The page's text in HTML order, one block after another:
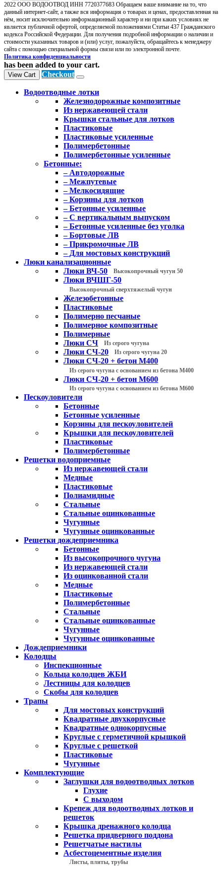
2022 ООО ВОДООТВОД ИНН 7720377683 Обращаем ваше внимание на то, что
данный интернет-сайт, а также вся информация о товарах и ценах, предоставленная на
нём, носит исключительно информационный характер и ни при каких условиях не
является публичной офертой, определяемой положениями Статьи 437 Гражданского
кодекса Российской Федерации. Для получения подробной информации о наличии и
стоимости указанных товаров и (или) услуг, пожалуйста, обращайтесь к менеджеру
сайта с помощью специальной формы связи или по электронной почте.
Политика конфиденциальности
has been added to your cart.
View Cart Checkout
Водоотводные лотки
Железнодорожные композитные
Из нержавеющей стали
Крышки стальные для лотков
Пластиковые
Пластиковые усиленные
Полимербетонные
Полимербетонные усиленные
Бетонные:
– Автодорожные
– Межпутевые
– Мелкосидящие
– Корзины для лотков
– Бетонные усиленные
– С вертикальным выпуском
– Бетонные усиленные без уголка
– Бортовые ЛВ
– Прикромочные ЛВ
– Для мостовых конструкций
Люки канализационные
Люки ВЧ-50
Высокопрочный чугун 50
Люки ВЧШГ-50
Высокопрочный сверхтяжелый чугун
Железобетонные
Пластиковые
Полимерно песчаные
Полимерное композитные
Полимерные
Люки СЧ
Из серого чугуна
Люки СЧ-20 Из серого чугуна 20
Люки СЧ-20 + бетон М400
Из серого чугуна с основанием из бетона М400
Люки СЧ-20 + бетон М600
Из серого чугуна с основанием из бетона М600
Пескоуловители
Бетонные
Бетонные усиленные
Корзины для пескоуловителей
Крышки для пескоуловителей
Пластиковые
Полимербетонные
Решетки водоприемные
Из нержавеющей стали
Медные
Пластиковые
Полиамидные
Стальные
Стальные оцинкованные
Чугунные
Чугунные оцинкованные
Решетки дождеприемника
Бетонные
Из высокопрочного чугуна
Из нержавеющей стали
Из оцинкованной стали
Медные
Пластиковые
Полимербетонные
Стальные
Стальные оцинкованные
Чугунные
Чугунные оцинкованные
Дождеприемники
Колодцы
Инспекционные
Кольца колодцев ЖБИ
Лестницы для колодцев
Скобы для колодцев
Трапы
Для мостовых конструкций
Квадратные двухкорпусные
Квадратные однокорпусные
Круглые с герметичной крышкой
Круглые с решеткой
Пластиковые
Чугунные
Комплектующие
Заглушки для водоотводных лотков
Глухие
С выходом
Крепеж для водоотводных лотков и
решеток
Крышка дренажного колодца
Решетка придверного поддона
Решетчатые настилы
Асбестоцементные изделия
Листы, плиты, трубы